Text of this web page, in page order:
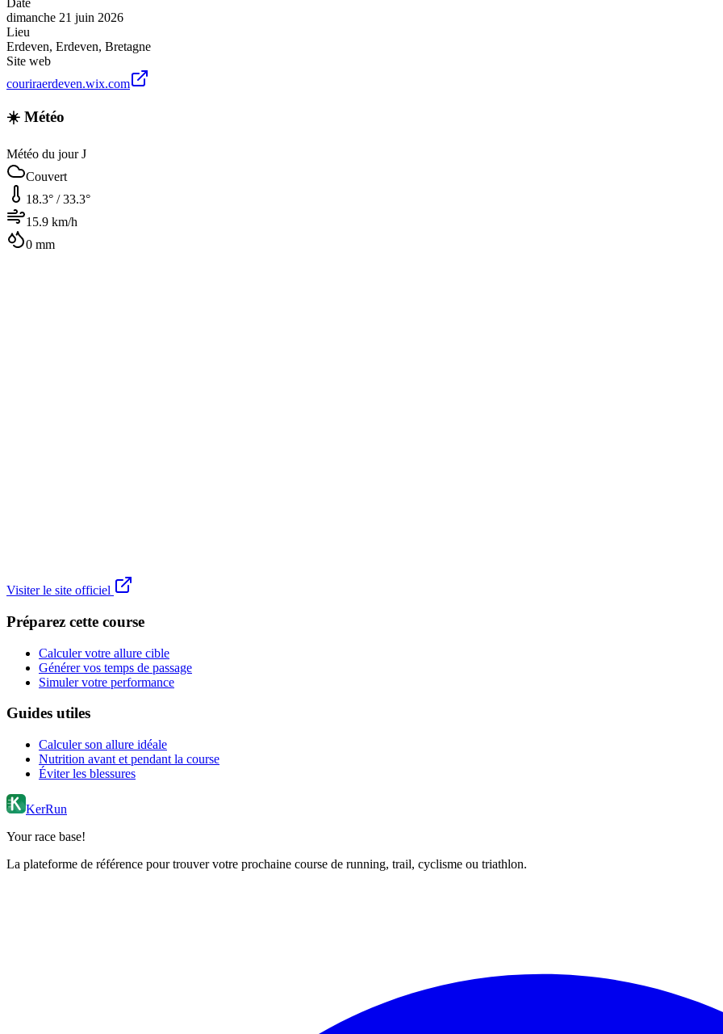
dimanche 21 juin 2026
Lieu
Erdeven, Erdeven, Bretagne
Site web
couriraerdeven.wix.com
☀️ Météo
Météo du jour J
Couvert
18.3° /33.3°
15.9 km/h
0 mm
Visiter le site officiel
Préparez cette course
Calculer votre allure cible
Générer vos temps de passage
Simuler votre performance
Guides utiles
Calculer son allure idéale
Nutrition avant et pendant la course
Éviter les blessures
KerRun
Your race base!
La plateforme de référence pour trouver votre prochaine course de running, trail, cyclisme ou triathlon.